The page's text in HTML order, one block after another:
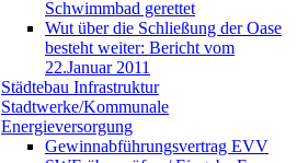
Schwimmbad gerettet
Wut über die Schließung der Oase
besteht weiter: Bericht vom
22.Januar 2011
Städtebau Infrastruktur
Stadtwerke/Kommunale
Energieversorgung
Gewinnabführungsvertrag EVV